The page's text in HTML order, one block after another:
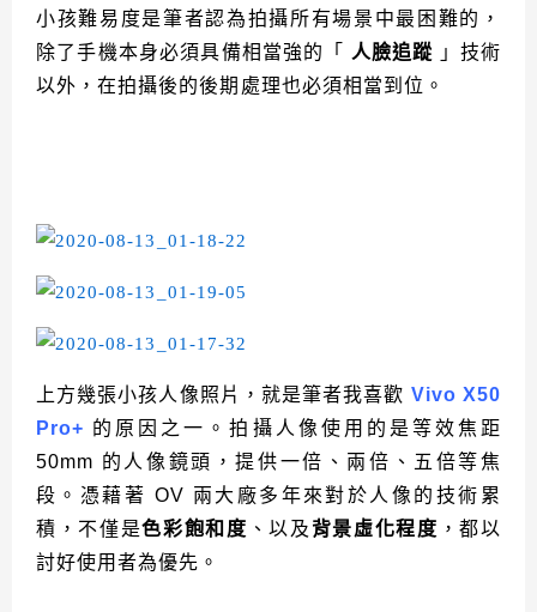
小孩難易度是筆者認為拍攝所有場景中最困難的，
除了手機本身必須具備相當強的「 人臉追蹤 」技術
以外，在拍攝後的後期處理也必須相當到位。
上方幾張小孩人像照片，就是筆者我喜歡 Vivo X50
Pro+ 的原因之一。拍攝人像使用的是等效焦距
50mm 的人像鏡頭，提供一倍、兩倍、五倍等焦
段。憑藉著 OV 兩大廠多年來對於人像的技術累
積，不僅是色彩飽和度 、以及 背景虛化程度 ，都以
討好使用者為優先。